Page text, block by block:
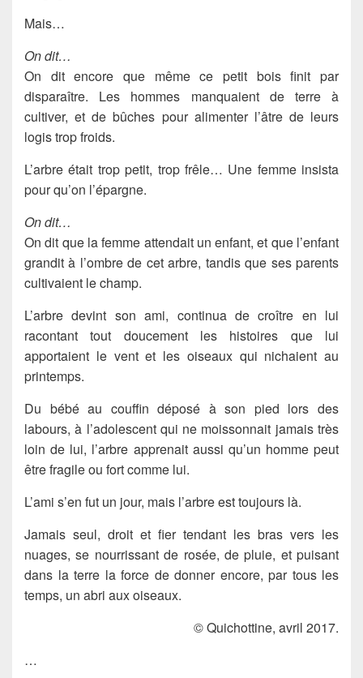
Mais…
On dit…
On dit encore que même ce petit bois finit par
disparaître. Les hommes manquaient de terre à
cultiver, et de bûches pour alimenter l’âtre de leurs
logis trop froids.
L’arbre était trop petit, trop frêle… Une femme insista
pour qu’on l’épargne.
On dit…
On dit que la femme attendait un enfant, et que l’enfant
grandit à l’ombre de cet arbre, tandis que ses parents
cultivaient le champ.
L’arbre devint son ami, continua de croître en lui
racontant tout doucement les histoires que lui
apportaient le vent et les oiseaux qui nichaient au
printemps.
Du bébé au couffin déposé à son pied lors des
labours, à l’adolescent qui ne moissonnait jamais très
loin de lui, l’arbre apprenait aussi qu’un homme peut
être fragile ou fort comme lui.
L’ami s’en fut un jour, mais l’arbre est toujours là.
Jamais seul, droit et fier tendant les bras vers les
nuages, se nourrissant de rosée, de pluie, et puisant
dans la terre la force de donner encore, par tous les
temps, un abri aux oiseaux.
© Quichottine, avril 2017.
…